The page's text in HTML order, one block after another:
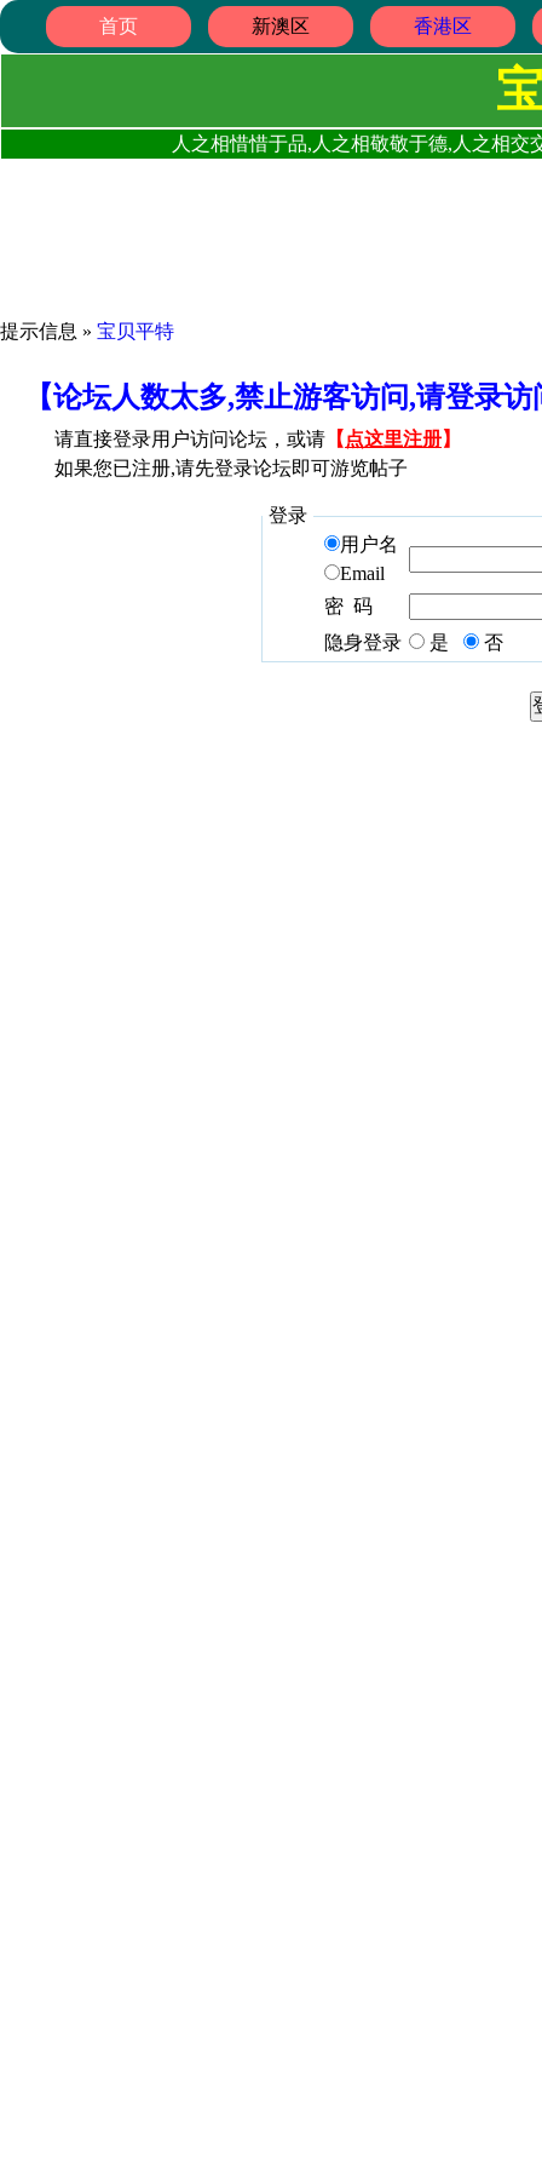
首页 新澳区 香港区
人之相惜惜于品,人之相敬敬于德,人之相
提示信息 » 宝贝平特
【论坛人数太多,禁止游客访问,请登录
请直接登录用户访问论坛，或请 【 点这里注册】
如果您已注册,请先登录论坛即可游览帖子
登录
用户名
Email
密 码
隐身登录
是 否